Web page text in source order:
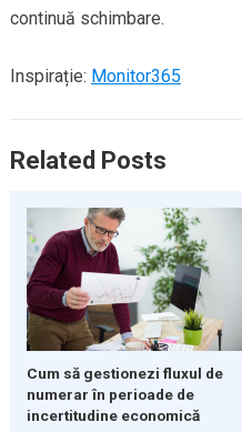
continuă schimbare.
Inspirație: Monitor365
Related Posts
Cum să gestionezi fluxul de
numerar în perioade de
incertitudine economică